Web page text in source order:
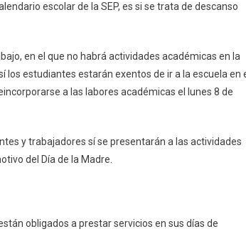
escolar de la SEP, es si se trata de descanso
en el que no habrá actividades académicas en la
los estudiantes estarán exentos de ir a la escuela en
a las labores académicas el lunes 8 de
y trabajadores sí se presentarán a las actividades
del Día de la Madre.
obligados a prestar servicios en sus días de